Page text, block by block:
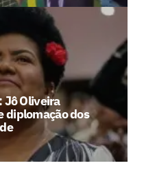
Jô Oliveira
diplomação dos